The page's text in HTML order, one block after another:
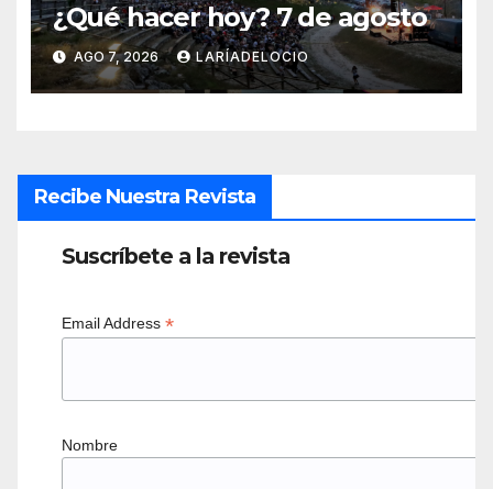
¿Qué hacer hoy? 7 de agosto
AGO 7, 2026 LARÍADELOCIO
Recibe Nuestra Revista
Suscríbete a la revista
Email Address *
Nombre